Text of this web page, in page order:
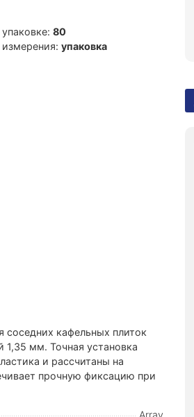
80
упаковка
соседних кафельных плиток
мм. Точная установка
и рассчитаны на
прочную фиксацию при
Array